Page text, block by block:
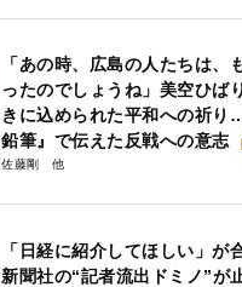
「あの時、広島の人たちは、
ったのでしょうね」美空ひば
きに込められた平和への祈り
鉛筆』で伝えた反戦への意志
佐藤剛
「日経に紹介してほしい」が
新聞社の“記者流出ドミノ”が